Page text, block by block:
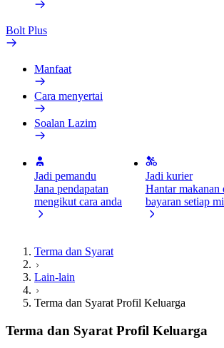
Bolt Plus
Manfaat
Cara menyertai
Soalan Lazim
Jadi pemandu
Jana pendapatan
mengikut cara anda
Jadi kurier
Hantar makanan
bayaran setiap
Terma dan Syarat
Lain-lain
​​Terma dan Syarat Profil Keluarga
​​Terma dan Syarat Profil Keluarga